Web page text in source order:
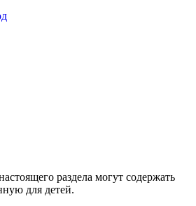
paздeла мoгут coдержать
для дeтeй.